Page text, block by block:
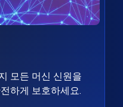
모든 머신 신원을
하게 보호하세요.